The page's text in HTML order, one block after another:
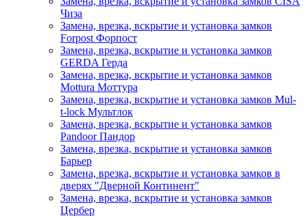
Чиза
Замена, врезка, вскрытие и установка замков
Forpost Форпост
Замена, врезка, вскрытие и установка замков
GERDA Герда
Замена, врезка, вскрытие и установка замков
Mottura Моттура
Замена, врезка, вскрытие и установка замков Mul-
t-lock Мультлок
Замена, врезка, вскрытие и установка замков
PandoorПандор
Замена, врезка, вскрытие и установка замков
Барьер
Замена, врезка, вскрытие и установка замков в
дверях "Дверной Континент"
Замена, врезка, вскрытие и установка замков
Цербер